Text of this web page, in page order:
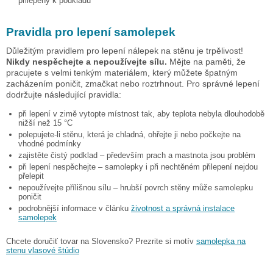
Pravidla pro lepení samolepek
Důležitým pravidlem pro lepení nálepek na stěnu je trpělivost!
Nikdy nespěchejte a nepoužívejte sílu. Mějte na paměti, že
pracujete s velmi tenkým materiálem, který můžete špatným
zacházením poničit, zmačkat nebo roztrhnout. Pro správné lepení
dodržujte následující pravidla:
při lepení v zimě vytopte místnost tak, aby teplota nebyla dlouhodobě
nižší než 15 °C
polepujete-li stěnu, která je chladná, ohřejte ji nebo počkejte na
vhodné podmínky
zajistěte čistý podklad – především prach a mastnota jsou problém
při lepení nespěchejte – samolepky i při nechtěném přilepení nejdou
přelepit
nepoužívejte přílišnou sílu – hrubší povrch stěny může samolepku
poničit
podrobnější informace v článku životnost a správná instalace
samolepek
Chcete doručiť tovar na Slovensko? Prezrite si motív samolepka na
stenu vlasové štúdio